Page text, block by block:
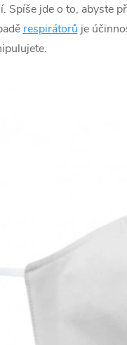
Spíše jde o to, abyste
respirátorů je